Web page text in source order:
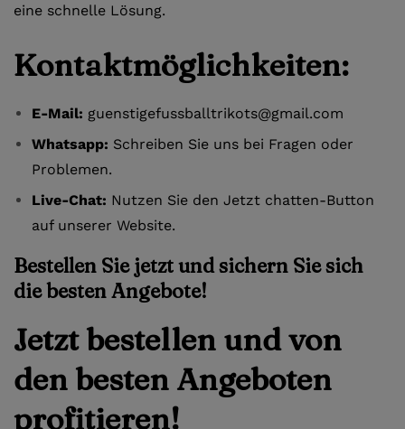
eine schnelle Lösung.
Kontaktmöglichkeiten:
E-Mail: guenstigefussballtrikots@gmail.com
Whatsapp: Schreiben Sie uns bei Fragen oder
Problemen.
Live-Chat: Nutzen Sie den Jetzt chatten-Button
auf unserer Website.
Bestellen Sie jetzt und sichern Sie sich
die besten Angebote!
Jetzt bestellen und von
den besten Angeboten
profitieren!